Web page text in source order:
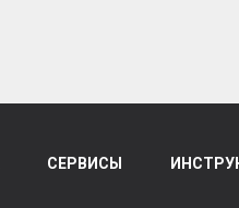
СЕРВИСЫ